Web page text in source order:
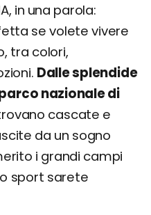
in una parola:
se volete vivere
tra colori,
Dalle splendide
nazionale di
cascate e
da un sogno
i grandi campi
sport sarete